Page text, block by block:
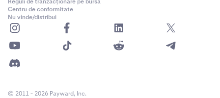
Centru de conformitate
Nu vinde/distribui
© 2011 - 2026 Payward, Inc.